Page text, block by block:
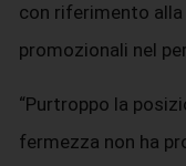
con riferimento
promozionali nel
“Purtroppo la
fermezza non ha